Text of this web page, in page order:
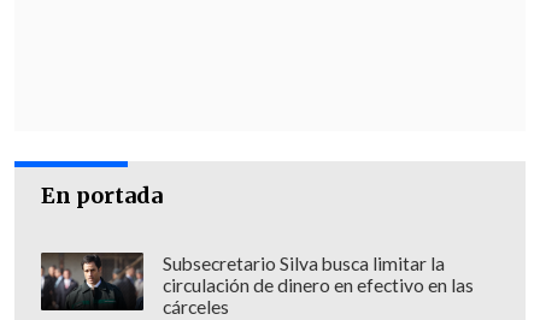
En portada
Subsecretario Silva busca limitar la
circulación de dinero en efectivo en las
cárceles